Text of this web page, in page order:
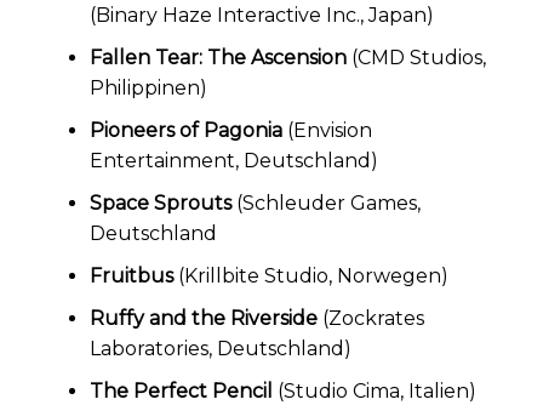
(Binary Haze Interactive Inc., Japan)
Fallen Tear: The Ascension(CMD Studios,
Philippinen)
Pioneers of Pagonia(Envision
Entertainment, Deutschland)
Space Sprouts(Schleuder Games,
Deutschland
Fruitbus(Krillbite Studio, Norwegen)
Ruffy and the Riverside(Zockrates
Laboratories, Deutschland)
The Perfect Pencil (Studio Cima, Italien)